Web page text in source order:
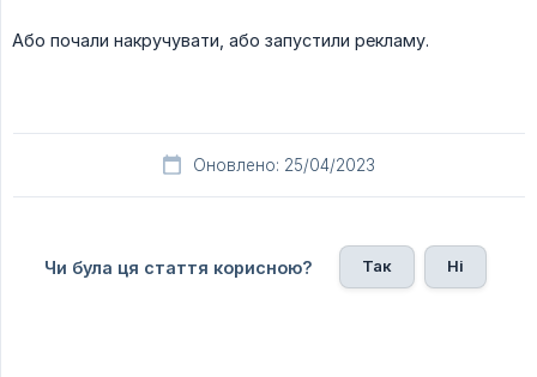
Або почали накручувати, або запустили рекламу.
Оновлено: 25/04/2023
Чи була ця стаття корисною? Так Ні